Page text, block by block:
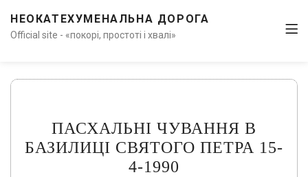
НЕОКАТЕХУМЕНАЛЬНА ДОРОГА
Official site - «покорі, простоті і хвалі»
ПАСХАЛЬНІ ЧУВАННЯ В
БАЗИЛИЦІ СВЯТОГО ПЕТРА 15-
4-1990